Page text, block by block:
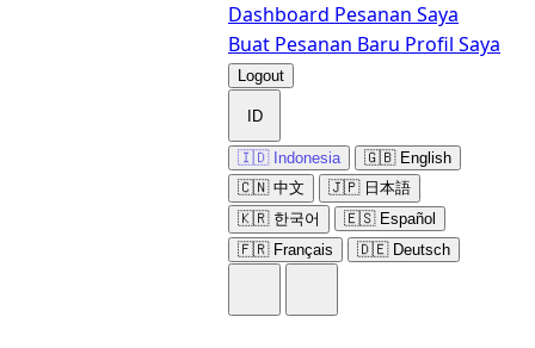
Dashboard Pesanan Saya
Buat Pesanan Baru Profil Saya
Logout
ID
🇮🇩 Indonesia
🇬🇧 English
🇨🇳 中文
🇯🇵 日本語
🇰🇷 한국어
🇪🇸 Español
🇫🇷 Français
🇩🇪 Deutsch